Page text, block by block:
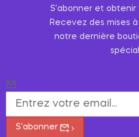
S’abonner et obtenir
Recevez des mises
notre dernière
S'abonner